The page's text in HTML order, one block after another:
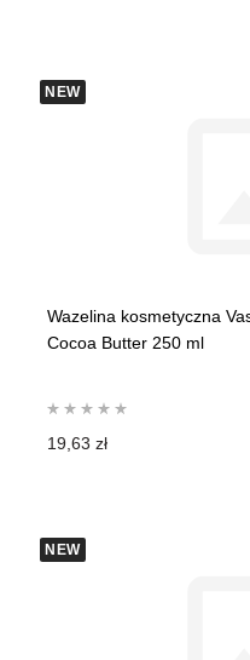
NEW
Wazelina kosmetyczna
Cocoa Butter 250 ml
19,63 zł
NEW